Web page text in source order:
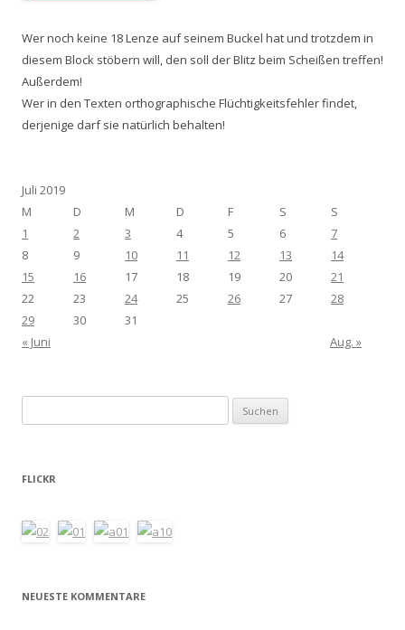
Wer noch keine 18 Lenze auf seinem Buckel hat und trotzdem in
diesem Block stöbern will, den soll der Blitz beim Scheißen treffen!
Außerdem!
Wer in den Texten orthographische Flüchtigkeitsfehler findet,
derjenige darf sie natürlich behalten!
Juli 2019
M
D M D F S
S
1
2 3 4 5 6
7
8
9 10 11 12 13
14
15
16 17 18 19 20
21
22
23 24 25 26 27
28
29
30
31
« Juni
Aug. »
nach:
FLICKR
NEUESTE KOMMENTARE